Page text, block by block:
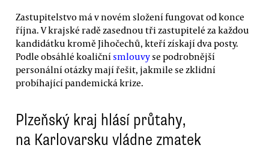
Zastupitelstvo má v novém složení fungovat od konce
října. V krajské radě zasednou tři zastupitelé za každou
kandidátku kromě Jihočechů, kteří získají dva posty.
Podle obsáhlé koaličnísmlouvyse podrobnější
personální otázky mají řešit, jakmile se zklidní
probíhající pandemická krize.
Plzeňský kraj hlásí průtahy,
na Karlovarsku vládne zmatek